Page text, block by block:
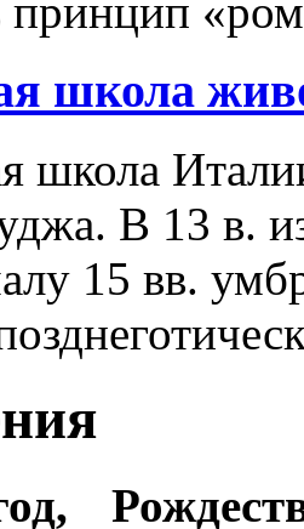
принцип
школа
школа
В 13 в.
15 вв.